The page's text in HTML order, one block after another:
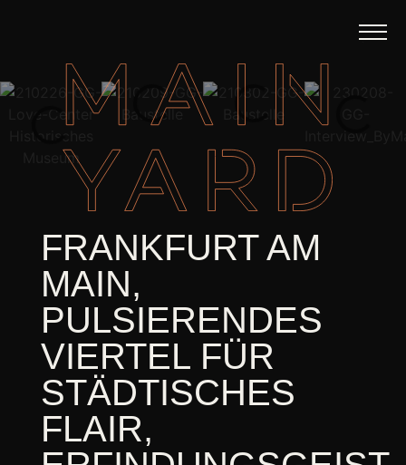
FRANKFURT AM
MAIN,
PULSIERENDES
VIERTEL FÜR
STÄDTISCHES
FLAIR,